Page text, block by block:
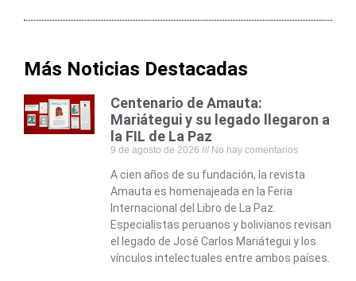
Más Noticias Destacadas
Centenario de Amauta:
Mariátegui y su legado llegaron a
la FIL de La Paz
9 de agosto de 2026 No hay comentarios
A cien años de su fundación, la revista
Amauta es homenajeada en la Feria
Internacional del Libro de La Paz.
Especialistas peruanos y bolivianos revisan
el legado de José Carlos Mariátegui y los
vínculos intelectuales entre ambos países.